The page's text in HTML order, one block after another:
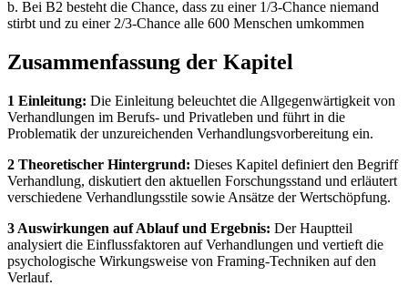
b. Bei B2 besteht die Chance, dass zu einer 1/3-Chance niemand
stirbt und zu einer 2/3-Chance alle 600 Menschen umkommen
Zusammenfassung der Kapitel
1 Einleitung: Die Einleitung beleuchtet die Allgegenwärtigkeit von
Verhandlungen im Berufs- und Privatleben und führt in die
Problematik der unzureichenden Verhandlungsvorbereitung ein.
2 Theoretischer Hintergrund: Dieses Kapitel definiert den Begriff
Verhandlung, diskutiert den aktuellen Forschungsstand und erläutert
verschiedene Verhandlungsstile sowie Ansätze der Wertschöpfung.
3 Auswirkungen auf Ablauf und Ergebnis: Der Hauptteil
analysiert die Einflussfaktoren auf Verhandlungen und vertieft die
psychologische Wirkungsweise von Framing-Techniken auf den
Verlauf.